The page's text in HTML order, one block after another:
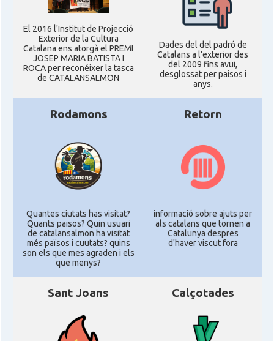
El 2016 l'Institut de Projecció
Exterior de la Cultura
Catalana ens atorgà el PREMI
JOSEP MARIA BATISTA I
ROCA per reconéixer la tasca
de CATALANSALMON
Dades del del padró de
Catalans a l'exterior des
del 2009 fins avui,
desglossat per paisos i
anys.
Rodamons
Quantes ciutats has visitat?
Quants paisos? Quin usuari
de catalansalmon ha visitat
més països i cuutats? quins
son els que mes agraden i els
que menys?
Retorn
informació sobre ajuts per
als catalans que tornen a
Catalunya despres
d'haver viscut fora
Sant Joans Calçotades